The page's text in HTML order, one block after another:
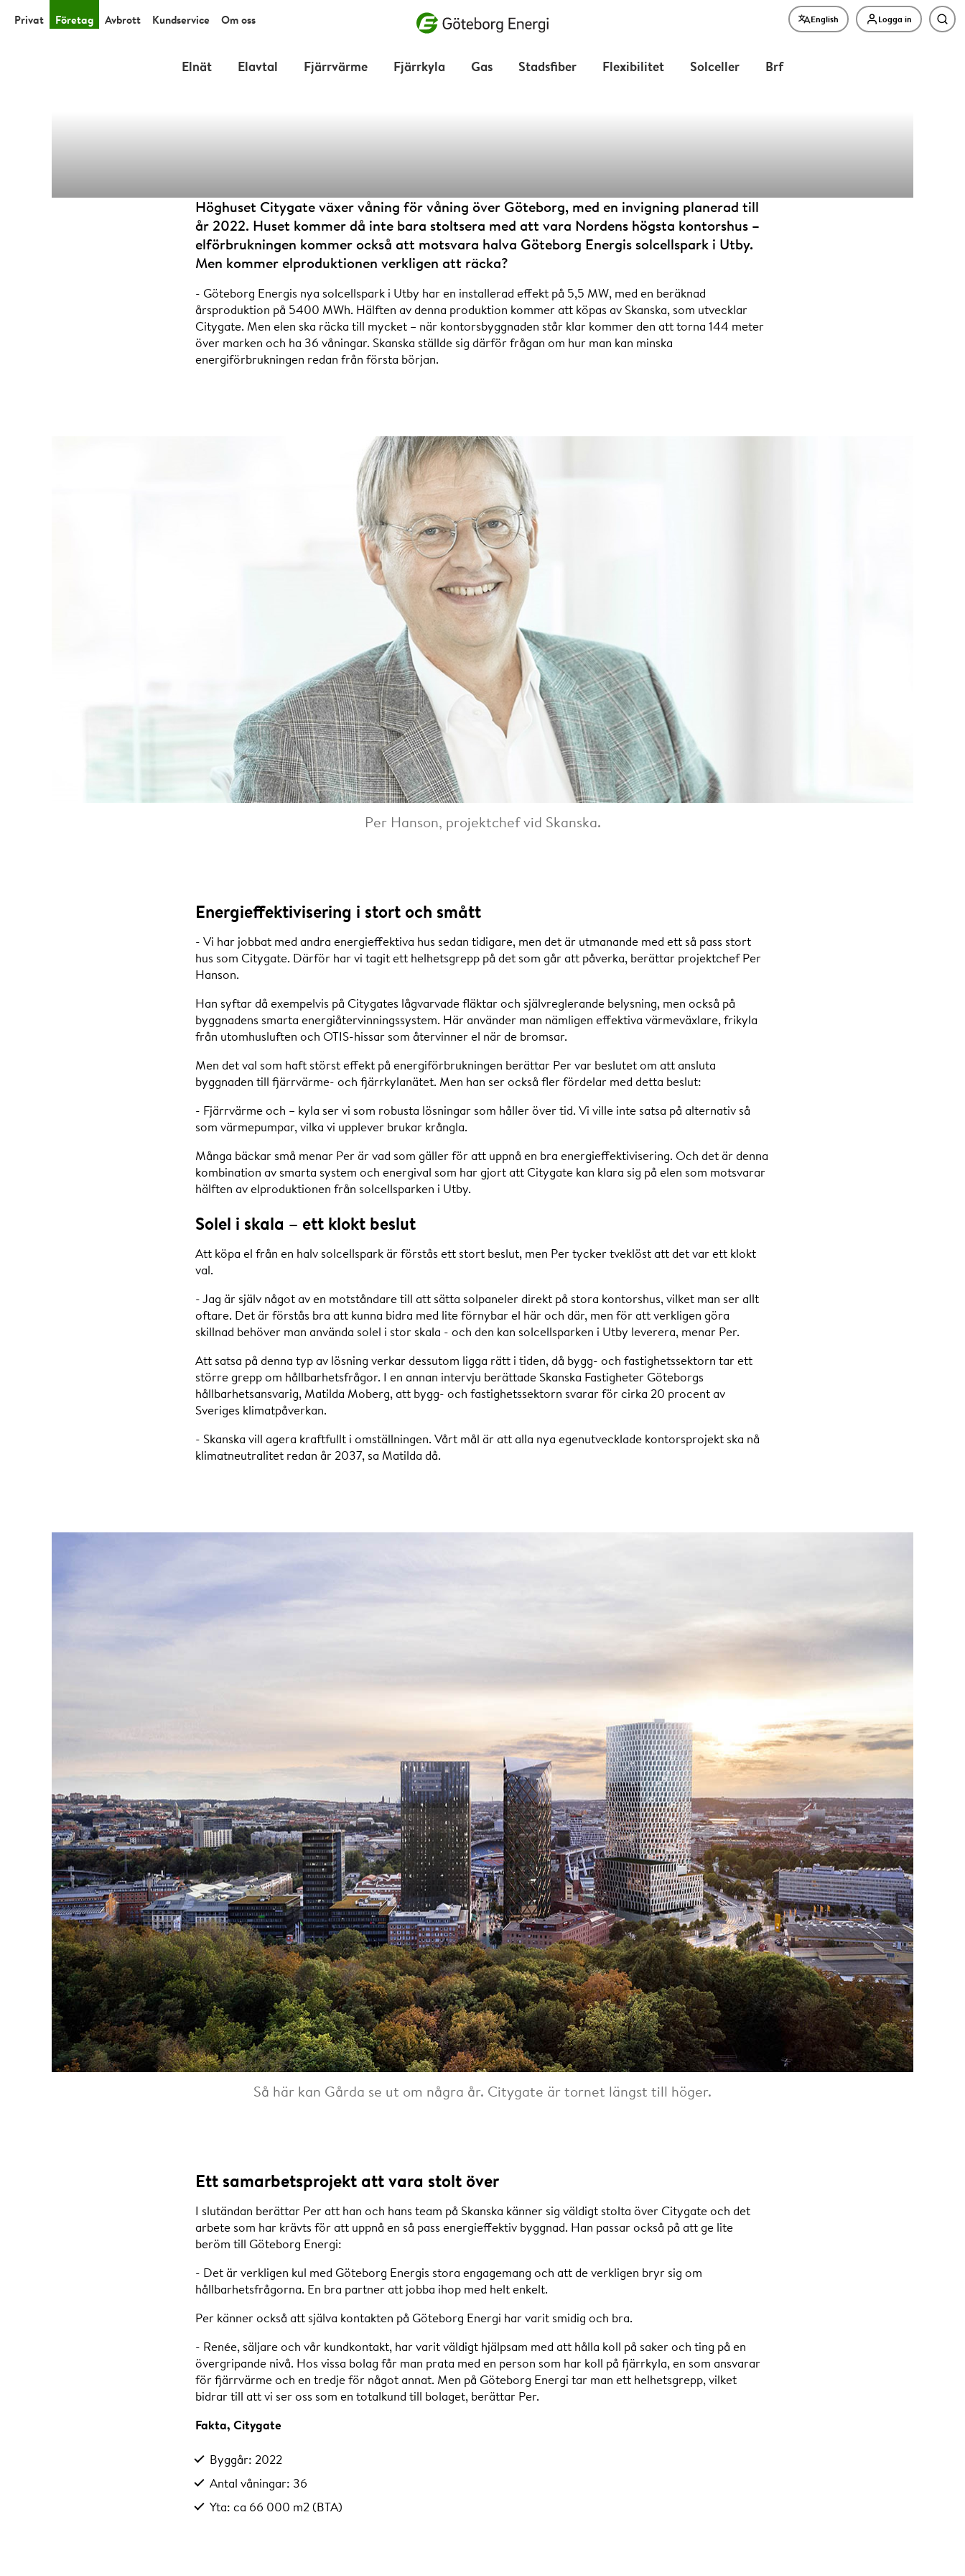
Vad vill du söka efter?
Privat Företag Avbrott Kundservice Om oss English Logga in
Elnät Elavtal Fjärrvärme Fjärrkyla Gas Stadsfiber Flexibilitet Solceller Brf
Citygate tar
energieffektivisering till en ny
nivå
Höghuset Citygate växer våning för våning över Göteborg, med en invigning planerad till
år 2022. Huset kommer då inte bara stoltsera med att vara Nordens högsta kontorshus –
elförbrukningen kommer också att motsvara halva Göteborg Energis solcellspark i Utby.
Men kommer elproduktionen verkligen att räcka?
- Göteborg Energis nya solcellspark i Utby har en installerad effekt på 5,5 MW, med en beräknad
årsproduktion på 5400 MWh. Hälften av denna produktion kommer att köpas av Skanska, som utvecklar
Citygate. Men elen ska räcka till mycket – när kontorsbyggnaden står klar kommer den att torna 144 meter
över marken och ha 36 våningar. Skanska ställde sig därför frågan om hur man kan minska
energiförbrukningen redan från första början.
Per Hanson, projektchef vid Skanska.
Energieffektivisering i stort och smått
- Vi har jobbat med andra energieffektiva hus sedan tidigare, men det är utmanande med ett så pass stort
hus som Citygate. Därför har vi tagit ett helhetsgrepp på det som går att påverka, berättar projektchef Per
Hanson.
Han syftar då exempelvis på Citygates lågvarvade fläktar och självreglerande belysning, men också på
byggnadens smarta energiåtervinningssystem. Här använder man nämligen effektiva värmeväxlare, frikyla
från utomhusluften och OTIS-hissar som återvinner el när de bromsar.
Men det val som haft störst effekt på energiförbrukningen berättar Per var beslutet om att ansluta
byggnaden till fjärrvärme- och fjärrkylanätet. Men han ser också fler fördelar med detta beslut:
- Fjärrvärme och – kyla ser vi som robusta lösningar som håller över tid. Vi ville inte satsa på alternativ så
som värmepumpar, vilka vi upplever brukar krångla.
Många bäckar små menar Per är vad som gäller för att uppnå en bra energieffektivisering. Och det är denna
kombination av smarta system och energival som har gjort att Citygate kan klara sig på elen som motsvarar
hälften av elproduktionen från solcellsparken i Utby.
Solel i skala – ett klokt beslut
Att köpa el från en halv solcellspark är förstås ett stort beslut, men Per tycker tveklöst att det var ett klokt
val.
- Jag är själv något av en motståndare till att sätta solpaneler direkt på stora kontorshus, vilket man ser allt
oftare. Det är förstås bra att kunna bidra med lite förnybar el här och där, men för att verkligen göra
skillnad behöver man använda solel i stor skala - och den kan solcellsparken i Utby leverera, menar Per.
Att satsa på denna typ av lösning verkar dessutom ligga rätt i tiden, då bygg- och fastighetssektorn tar ett
större grepp om hållbarhetsfrågor. I en annan intervju berättade Skanska Fastigheter Göteborgs
hållbarhetsansvarig, Matilda Moberg, att bygg- och fastighetssektorn svarar för cirka 20 procent av
Sveriges klimatpåverkan.
- Skanska vill agera kraftfullt i omställningen. Vårt mål är att alla nya egenutvecklade kontorsprojekt ska nå
klimatneutralitet redan år 2037, sa Matilda då.
Så här kan Gårda se ut om några år. Citygate är tornet längst till höger.
Ett samarbetsprojekt att vara stolt över
I slutändan berättar Per att han och hans team på Skanska känner sig väldigt stolta över Citygate och det
arbete som har krävts för att uppnå en så pass energieffektiv byggnad. Han passar också på att ge lite
beröm till Göteborg Energi:
- Det är verkligen kul med Göteborg Energis stora engagemang och att de verkligen bryr sig om
hållbarhetsfrågorna. En bra partner att jobba ihop med helt enkelt.
Per känner också att själva kontakten på Göteborg Energi har varit smidig och bra.
- Renée, säljare och vår kundkontakt, har varit väldigt hjälpsam med att hålla koll på saker och ting på en
övergripande nivå. Hos vissa bolag får man prata med en person som har koll på fjärrkyla, en som ansvarar
för fjärrvärme och en tredje för något annat. Men på Göteborg Energi tar man ett helhetsgrepp, vilket
bidrar till att vi ser oss som en totalkund till bolaget, berättar Per.
Fakta, Citygate
Byggår: 2022
Antal våningar: 36
Yta: ca 66 000 m2 (BTA)